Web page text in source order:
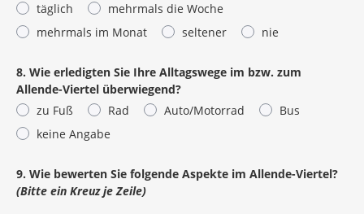
täglich
mehrmals die Woche
mehrmals im Monat
seltener nie
8. Wie erledigten Sie Ihre Alltagswege im bzw. zum
Allende-Viertel überwiegend?
zu Fuß
Rad Auto/Motorrad
Bus
keine Angabe
9. Wie bewerten Sie folgende Aspekte im Allende-Viertel?
(Bitte ein Kreuz je Zeile)